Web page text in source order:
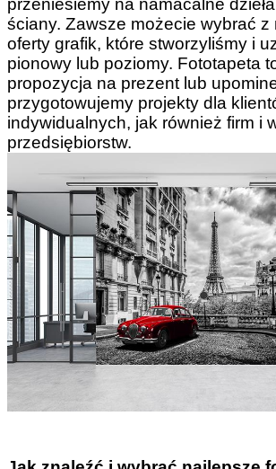
przeniesiemy na namacalne
ściany. Zawsze możecie wybrać z
oferty grafik, które stworzyliśmy i
pionowy lub poziomy. Fototapeta
propozycja na prezent lub
przygotowujemy projekty dla
indywidualnych, jak również firm i
przedsiębiorstw.